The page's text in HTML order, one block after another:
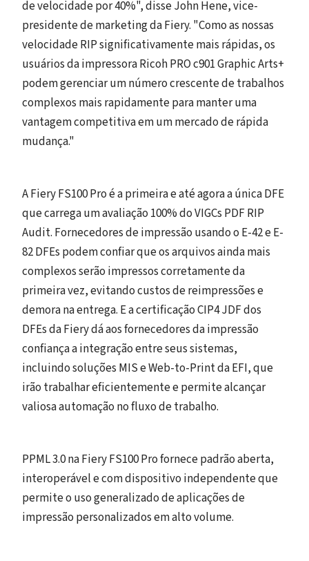
de velocidade por 40%", disse John Hene, vice-
presidente de marketing da Fiery. "Como as nossas
velocidade RIP significativamente mais rápidas, os
usuários da impressora Ricoh PRO c901 Graphic Arts+
podem gerenciar um número crescente de trabalhos
complexos mais rapidamente para manter uma
vantagem competitiva em um mercado de rápida
mudança."
A Fiery FS100 Pro é a primeira e até agora a única DFE
que carrega um avaliação 100% do VIGCs PDF RIP
Audit. Fornecedores de impressão usando o E-42 e E-
82 DFEs podem confiar que os arquivos ainda mais
complexos serão impressos corretamente da
primeira vez, evitando custos de reimpressões e
demora na entrega. E a certificação CIP4 JDF dos
DFEs da Fiery dá aos fornecedores da impressão
confiança a integração entre seus sistemas,
incluindo soluções MIS e Web-to-Print da EFI, que
irão trabalhar eficientemente e permite alcançar
valiosa automação no fluxo de trabalho.
PPML 3.0 na Fiery FS100 Pro fornece padrão aberta,
interoperável e com dispositivo independente que
permite o uso generalizado de aplicações de
impressão personalizados em alto volume.